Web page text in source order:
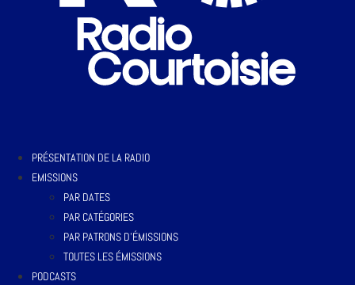
PRÉSENTATION DE LA RADIO
EMISSIONS
PAR DATES
PAR CATÉGORIES
PAR PATRONS D’ÉMISSIONS
TOUTES LES ÉMISSIONS
PODCASTS